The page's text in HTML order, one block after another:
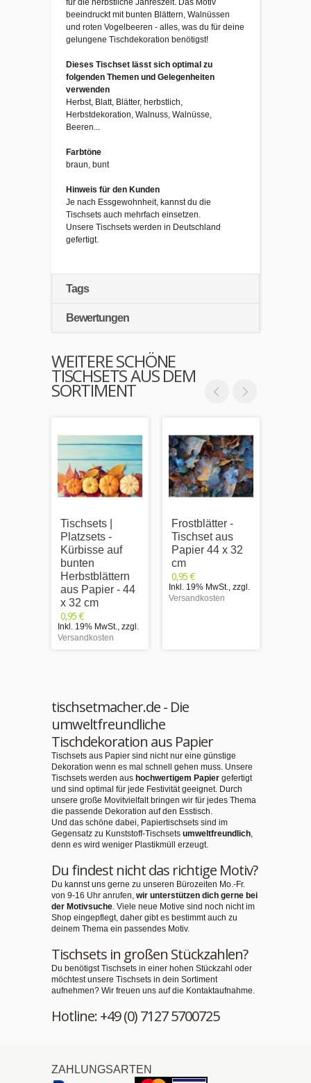
für die herbstliche Jahreszeit. Das Motiv
beeindruckt mit bunten Blättern, Walnüssen
und roten Vogelbeeren - alles, was du für deine
gelungene Tischdekoration benötigst!
Dieses Tischset lässt sich optimal zu
folgenden Themen und Gelegenheiten
verwenden
Herbst, Blatt, Blätter, herbstlich,
Herbstdekoration, Walnuss, Walnüsse,
Beeren...
Farbtöne
braun, bunt
Hinweis für den Kunden
Je nach Essgewohnheit, kannst du die
Tischsets auch mehrfach einsetzen.
Unsere Tischsets werden in Deutschland
gefertigt.
Tags
Bewertungen
WEITERE SCHÖNE
TISCHSETS AUS DEM
SORTIMENT
Tischsets |
Platzsets -
Kürbisse auf
bunten
Herbstblättern
aus Papier - 44
x 32 cm
0,95 €
Inkl. 19% MwSt., zzgl.
Versandkosten
Frostblätter -
Tischset aus
Papier 44 x 32
cm
0,95 €
Inkl. 19% MwSt., zzgl.
Versandkosten
tischsetmacher.de - Die
umweltfreundliche
Tischdekoration aus Papier
Tischsets aus Papier sind nicht nur eine günstige
Dekoration wenn es mal schnell gehen muss. Unsere
Tischsets werden aus hochwertigem Papier gefertigt
und sind optimal für jede Festivität geeignet. Durch
unsere große Movitvielfalt bringen wir für jedes Thema
die passende Dekoration auf den Esstisch.
Und das schöne dabei, Papiertischsets sind im
Gegensatz zu Kunststoff-Tischsets umweltfreundlich,
denn es wird weniger Plastikmüll erzeugt.
Du findest nicht das richtige Motiv?
Du kannst uns gerne zu unseren Bürozeiten Mo.-Fr.
von 9-16 Uhr anrufen, wir unterstützen dich gerne bei
der Motivsuche. Viele neue Motive sind noch nicht im
Shop eingepflegt, daher gibt es bestimmt auch zu
deinem Thema ein passendes Motiv.
Tischsets in großen Stückzahlen?
Du benötigst Tischsets in einer hohen Stückzahl oder
möchtest unsere Tischsets in dein Sortiment
aufnehmen? Wir freuen uns auf die Kontaktaufnahme.
Hotline: +49 (0) 7127 5700725
ZAHLUNGSARTEN